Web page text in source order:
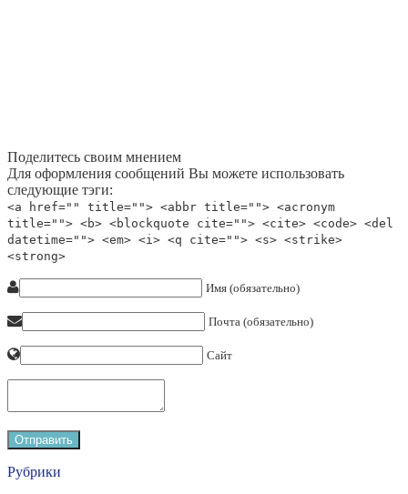
Поделитесь своим мнением
Для оформления сообщений Вы можете использовать
следующие тэги:
<a href="" title=""> <abbr title=""> <acronym
title=""> <b> <blockquote cite=""> <cite> <code> <del
datetime=""> <em> <i> <q cite=""> <s> <strike>
<strong>
Имя (обязательно)
Почта (обязательно)
Сайт
Рубрики